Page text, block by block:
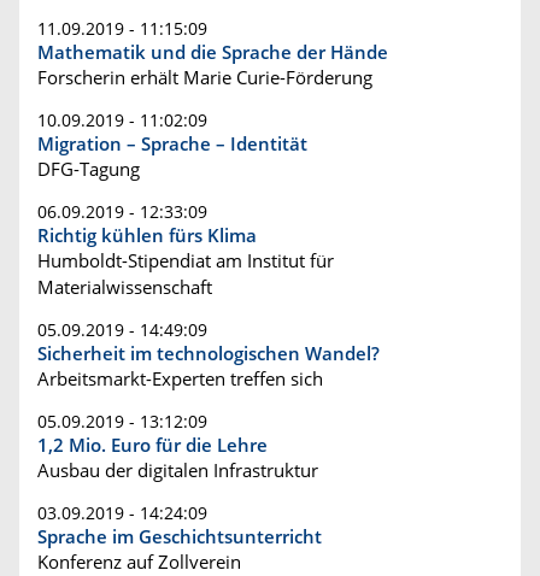
11.09.2019 - 11:15:09
Mathematik und die Sprache der Hände
Forscherin erhält Marie Curie-Förderung
10.09.2019 - 11:02:09
Migration – Sprache – Identität
DFG-Tagung
06.09.2019 - 12:33:09
Richtig kühlen fürs Klima
Humboldt-Stipendiat am Institut für
Materialwissenschaft
05.09.2019 - 14:49:09
Sicherheit im technologischen Wandel?
Arbeitsmarkt-Experten treffen sich
05.09.2019 - 13:12:09
1,2 Mio. Euro für die Lehre
Ausbau der digitalen Infrastruktur
03.09.2019 - 14:24:09
Sprache im Geschichtsunterricht
Konferenz auf Zollverein